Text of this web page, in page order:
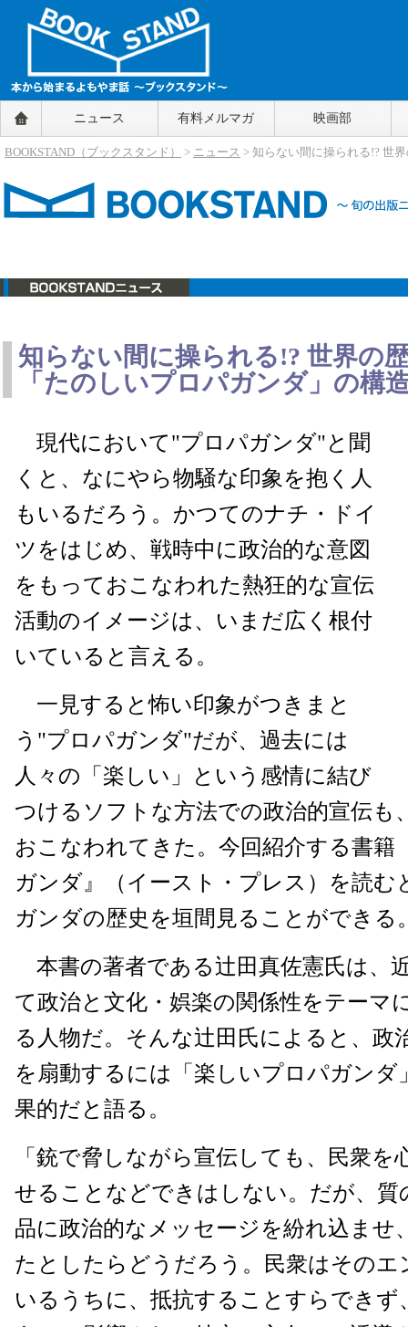
BOOKSTAND（ブックスタンド）
～本から始まるよもやま話～
BOOKSTAND（ブ
ニュース 有料メルマガ 映画部
BOOKSTAND（ブックスタンド） > ニュース > 知らない間に操られる!? 世
知らない間に操られる!? 世界の
「たのしいプロパガンダ」の構
現代において"プロパガンダ"と聞
くと、なにやら物騒な印象を抱く人
もいるだろう。かつてのナチ・ドイ
ツをはじめ、戦時中に政治的な意図
をもっておこなわれた熱狂的な宣伝
活動のイメージは、いまだ広く根付
いていると言える。
一見すると怖い印象がつきまと
う"プロパガンダ"だが、過去には
人々の「楽しい」という感情に結び
つけるソフトな方法での政治的宣伝も
おこなわれてきた。今回紹介する書籍
ガンダ』（イースト・プレス）を読む
ガンダの歴史を垣間見ることができる
本書の著者である辻田真佐憲氏は、
て政治と文化・娯楽の関係性をテーマ
る人物だ。そんな辻田氏によると、政
を扇動するには「楽しいプロパガンダ
果的だと語る。
「銃で脅しながら宣伝しても、民衆を
せることなどできはしない。だが、質
品に政治的なメッセージを紛れ込ませ
たとしたらどうだろう。民衆はそのエ
いるうちに、抵抗することすらできず